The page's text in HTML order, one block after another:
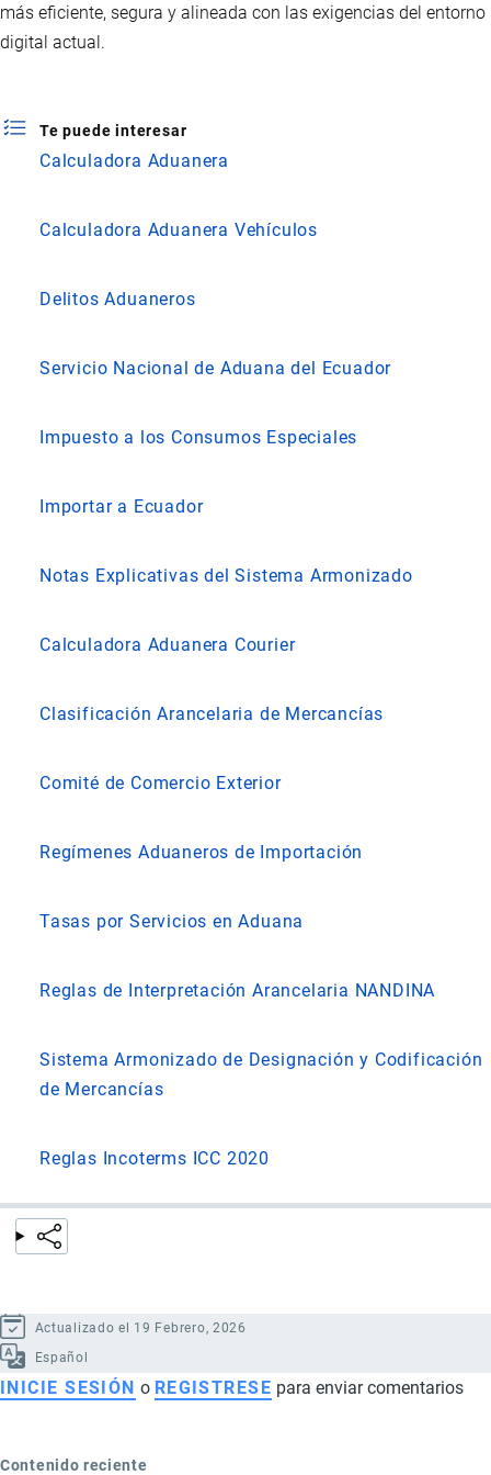
más eficiente, segura y alineada con las exigencias del entorno
digital actual.
Te puede interesar
Calculadora Aduanera
Calculadora Aduanera Vehículos
Delitos Aduaneros
Servicio Nacional de Aduana del Ecuador
Impuesto a los Consumos Especiales
Importar a Ecuador
Notas Explicativas del Sistema Armonizado
Calculadora Aduanera Courier
Clasificación Arancelaria de Mercancías
Comité de Comercio Exterior
Regímenes Aduaneros de Importación
Tasas por Servicios en Aduana
Reglas de Interpretación Arancelaria NANDINA
Sistema Armonizado de Designación y Codificación
de Mercancías
Reglas Incoterms ICC 2020
Actualizado el 19 Febrero, 2026
Español
INICIE SESIÓN o REGISTRESE para enviar comentarios
Contenido reciente